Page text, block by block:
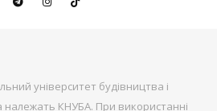
університет будівництва і
належать КНУБА. При використанні